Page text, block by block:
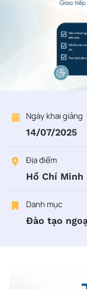
Ngày khai giảng
14/07/2025
Địa điểm
Hồ Chí Minh
Danh mục
Đào tạo